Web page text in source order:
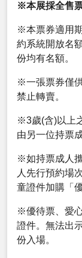
※本展採全售
※本票券適用
約系統開放名
份均有名額。
※一張票券僅
禁止轉賣。
※3歲(含)以上
由另一位持票
※如持票成人
人先行預約場
童證件加購「
※優待票、愛
證件。無法出
份入場。